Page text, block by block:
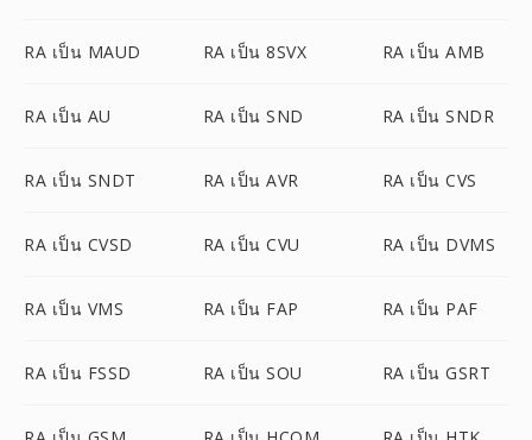
RA เป็น MAUD RA เป็น 8SVX RA เป็น AMB
RA เป็น AU RA เป็น SND RA เป็น SNDR
RA เป็น SNDT RA เป็น AVR RA เป็น CVS
RA เป็น CVSD RA เป็น CVU RA เป็น DVMS
RA เป็น VMS RA เป็น FAP RA เป็น PAF
RA เป็น FSSD RA เป็น SOU RA เป็น GSRT